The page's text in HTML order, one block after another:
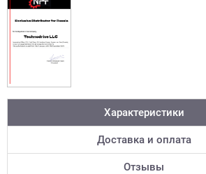
Характеристики
Доставка и оплата
Отзывы